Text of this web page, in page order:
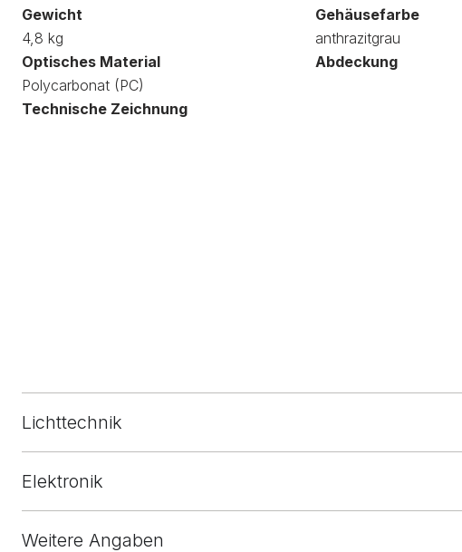
Gewicht
4,8 kg
Gehäusefarbe
anthrazitgrau
Optisches Material
Polycarbonat (PC)
Abdeckung
Technische Zeichnung
Lichttechnik
Elektronik
Weitere Angaben